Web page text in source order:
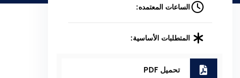
الساعات المعتمده:
المتطلبات الأساسية:
تحميل PDF